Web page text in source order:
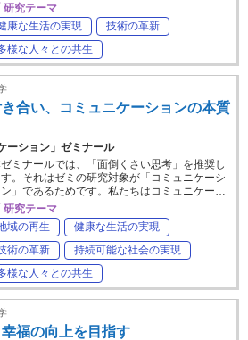
研究テーマ
康な生活の実現
技術の革新
様な人々との共生
き合い、コミュニケーションの本質
ーション」ゼミナール
ミナールでは、「面倒くさい思考」を推奨し
す。それはゼミの研究対象が「コミュニケーシ
ン」であるためです。私たちはコミュニケー…
研究テーマ
域の再生
健康な生活の実現
術の革新
持続可能な社会の実現
様な人々との共生
福の向上を目指す